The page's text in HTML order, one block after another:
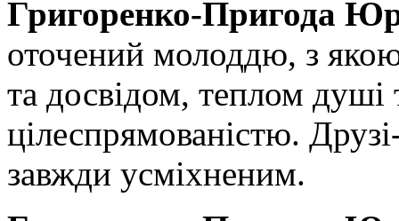
Григоренко-Пригода
оточений молоддю, з
та досвідом, теплом
цілеспрямованістю.
завжди усміхненим.